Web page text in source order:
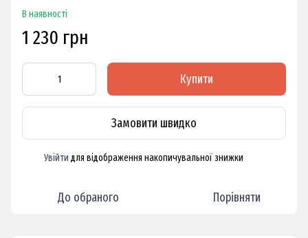
В наявності
1 230 грн
Купити
Замовити швидко
Увійти для відображення накопичувальної знижки
До обраного Порівняти